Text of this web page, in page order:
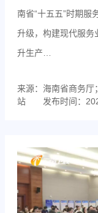
南省“十五五”时期服
升级，构建现代服务
升生产…
来源：海南省商务厅
站
发布时间：